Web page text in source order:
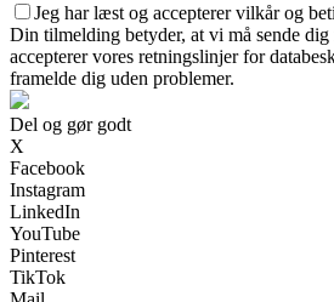
Jeg har læst og accepterer vilkår og
Din tilmelding betyder, at vi må sende
accepterer vores retningslinjer for
framelde dig uden problemer.
Del og gør godt
X
Facebook
Instagram
LinkedIn
YouTube
Pinterest
TikTok